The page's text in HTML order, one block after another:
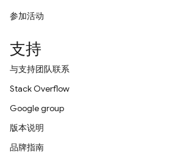
参加活动
支持
与支持团队联系
Stack Overflow
Google group
版本说明
品牌指南